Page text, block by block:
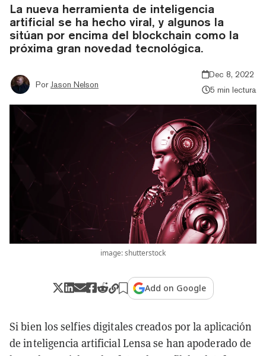
La nueva herramienta de inteligencia
artificial se ha hecho viral, y algunos la
sitúan por encima del blockchain como la
próxima gran novedad tecnológica.
Por Jason Nelson
Dec 8, 2022
5 min lectura
image: shutterstock
Add on Google
Si bien los selfies digitales creados por la aplicación
de inteligencia artificial Lensa se han apoderado de